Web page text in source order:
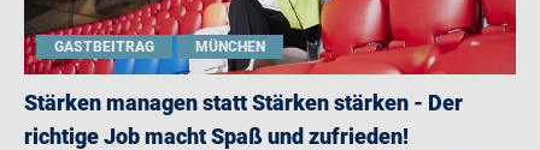
GASTBEITRAG MÜNCHEN
Stärken managen statt Stärken stärken - Der
richtige Job macht Spaß und zufrieden!